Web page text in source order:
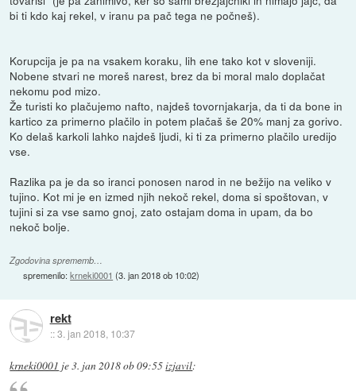
bi ti kdo kaj rekel, v iranu pa pač tega ne počneš).
Korupcija je pa na vsakem koraku, lih ene tako kot v sloveniji.
Nobene stvari ne moreš narest, brez da bi moral malo doplačat
nekomu pod mizo.
Že turisti ko plačujemo nafto, najdeš tovornjakarja, da ti da bone in
kartico za primerno plačilo in potem plačaš še 20% manj za gorivo.
Ko delaš karkoli lahko najdeš ljudi, ki ti za primerno plačilo uredijo
vse.
Razlika pa je da so iranci ponosen narod in ne bežijo na veliko v
tujino. Kot mi je en izmed njih nekoč rekel, doma si spoštovan, v
tujini si za vse samo gnoj, zato ostajam doma in upam, da bo
nekoč bolje.
Zgodovina sprememb…
spremenilo:krneki0001 (3. jan 2018 ob 10:02)
rekt
::3. jan 2018, 10:37
krneki0001 je3. jan 2018 ob 09:55izjavil: